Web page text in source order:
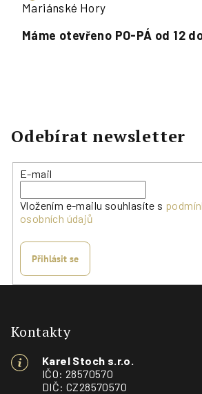
Mariánské Hory
Máme otevřeno PO-PÁ od 12
Odebírat newsletter
E-mail
Vložením e-mailu souhlasíte s
osobních údajů
Přihlásit se
Kontakty
Karel Stoch s.r.o.
IČO: 28570570
DIČ: CZ28570570